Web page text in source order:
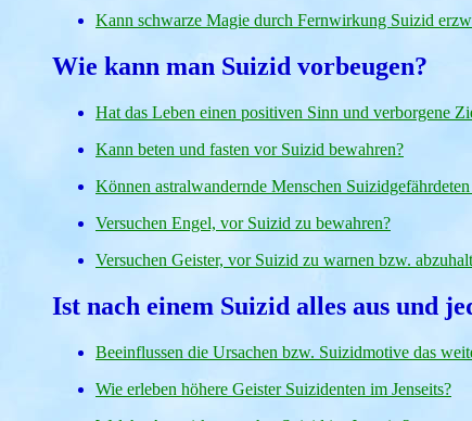
Kann schwarze Magie durch Fernwirkung Suizid
Wie kann man Suizid vorbeugen?
Hat das Leben einen positiven Sinn und verborgene
Kann beten und fasten vor Suizid bewahren?
Können astralwandernde Menschen
Versuchen Engel, vor Suizid zu bewahren?
Versuchen Geister, vor Suizid zu warnen bzw.
Ist nach einem Suizid alles aus und
Beeinflussen die Ursachen bzw. Suizidmotive das
Wie erleben höhere Geister Suizidenten im Jenseits?